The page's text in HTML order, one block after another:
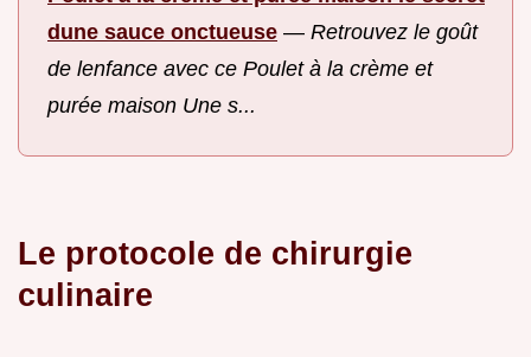
dune sauce onctueuse — Retrouvez le goût
de lenfance avec ce Poulet à la crème et
purée maison Une s...
Le protocole de chirurgie
culinaire